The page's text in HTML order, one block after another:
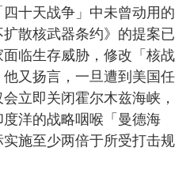
十天战争」中未曾动用的
散核武器条约》的提案已
临生存威胁，修改「核战
又扬言，一旦遭到美国任
立即关闭霍尔木兹海峡，
洋的战略咽喉「曼德海
施至少两倍于所受打击规